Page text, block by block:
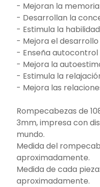
- Mejoran la
- Desarrollan la
- Estimula la
- Mejora el
- Enseña autocontrol
- Mejora la
- Estimula la
- Mejora las
Rompecabezas de
3mm, impresa con
mundo.
Medida del
aproximadamente.
Medida de cada
aproximadamente.